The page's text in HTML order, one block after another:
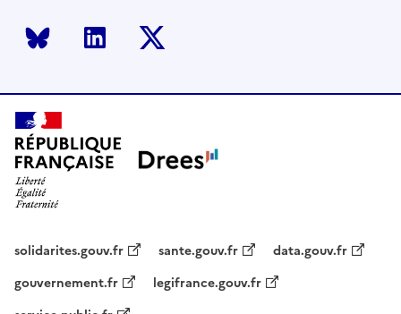
Bluesky LinkedInTwitter
solidarites.gouv.fr sante.gouv.fr
data.gouv.fr
gouvernement.fr
legifrance.gouv.fr